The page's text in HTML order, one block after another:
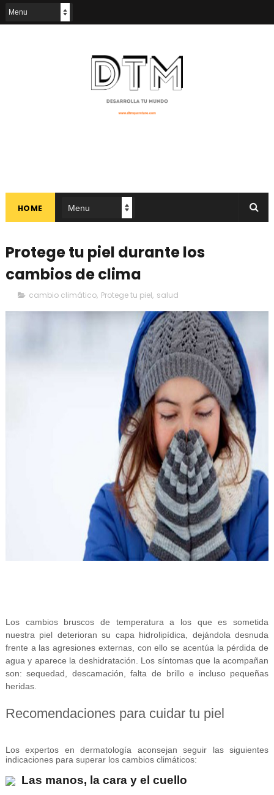
HOME
Protege tu piel durante los
cambios de clima
cambio climático, Protege tu piel, salud
Los cambios bruscos de temperatura a los que es sometida
nuestra piel deterioran su capa hidrolipídica, dejándola desnuda
frente a las agresiones externas, con ello se acentúa la pérdida de
agua y aparece la deshidratación. Los síntomas que la acompañan
son: sequedad, descamación, falta de brillo e incluso pequeñas
heridas.
Recomendaciones para cuidar tu piel
Los expertos en dermatología aconsejan seguir las siguientes
indicaciones para superar los cambios climáticos:
Las manos, la cara y el cuello